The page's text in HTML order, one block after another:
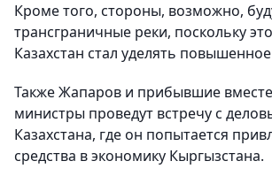
Кроме того, стороны, возможно,
трансграничные реки, поскольку
Казахстан стал уделять
Также Жапаров и прибывшие
министры проведут встречу с
Казахстана, где он попытается
средства в экономику Кыргызстана.